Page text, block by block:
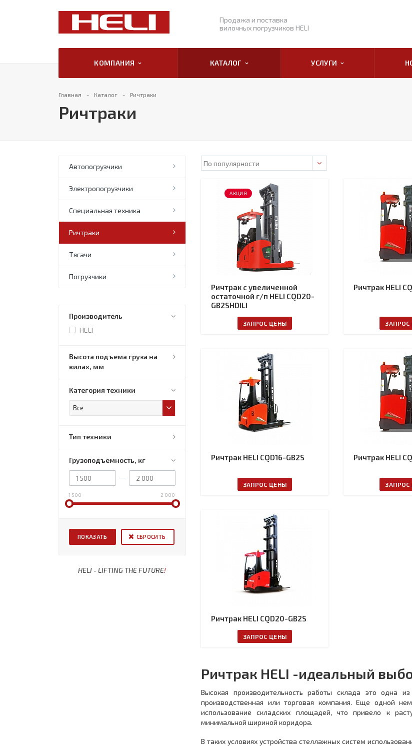
Продажа и поставка
вилочных погрузчиков HELI
КОМПАНИЯ КАТАЛОГ УСЛУГИ
Главная Каталог Ричтраки
Ричтраки
Автопогрузчики
Электропогрузчики
Специальная техника
Ричтраки
Тягачи
Погрузчики
Производитель
HELI
Высота подъема груза на
вилах, мм
Категория техники
Все
Тип техники
Грузоподъемность, кг
1 500 2 000
СБРОСИТЬ
HELI - LIFTING THE FUTURE!
АКЦИЯ
Ричтрак с увеличенной
остаточной г/п HELI CQD20-
GB2SHDILI
ЗАПРОС ЦЕНЫ
Ричтрак HELI
ЗАПРОС
Ричтрак HELI CQD16-GB2S
ЗАПРОС ЦЕНЫ
Ричтрак HELI
ЗАПРОС
Ричтрак HELI CQD20-GB2S
ЗАПРОС ЦЕНЫ
Ричтрак HELI -идеальный
Высокая производительность работы склада это одна
производственная или торговая компания. Еще одной
использование складских площадей, что привело к
минимальной шириной коридора.
В таких условиях устройства стеллажных систем